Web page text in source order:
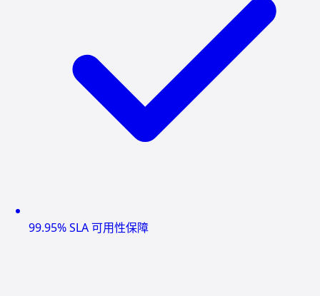
99.95% SLA 可用性保障